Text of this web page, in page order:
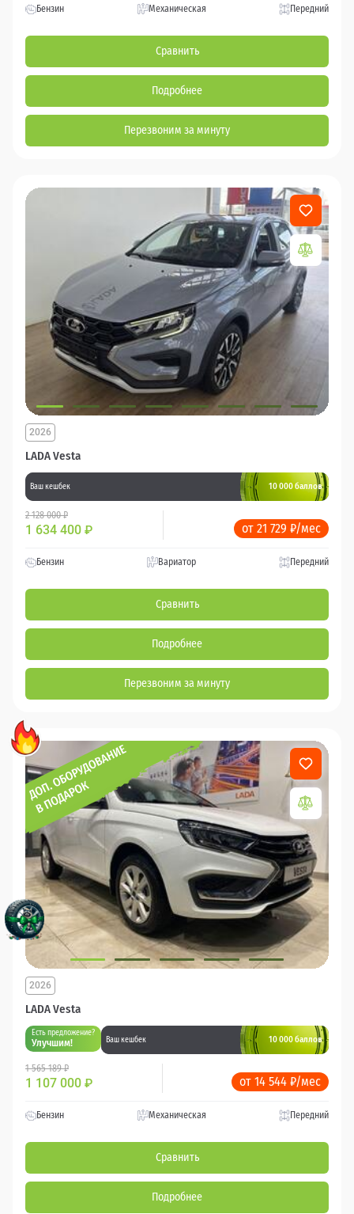
Бензин Механическая Передний
Сравнить
Подробнее
Перезвоним за минуту
LADA Vesta
2026
Ваш кешбек 10 000 баллов
2 128 000 ₽
1 634 400 ₽ от 21 729 ₽/мес
Бензин Вариатор Передний
Сравнить
Подробнее
Перезвоним за минуту
LADA Vesta
2026
Есть предложение?
Улучшим! Ваш кешбек 10 000 баллов
1 565 189 ₽
1 107 000 ₽ от 14 544 ₽/мес
Бензин Механическая Передний
Сравнить
Подробнее